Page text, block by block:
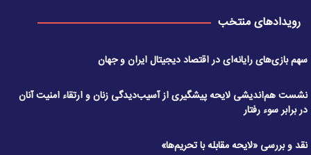
رویدادهای منتخب
سهم بازی‌های رایانه‌ای در اقتصاد دیجیتال ایران و جهان
نشست هم‌اندیشی لایحه پیشگیری از آسیب‌دیدگی زنان و ارتقاء امنیت آنان
در برابر سوء رفتار
نقد و بررسی «لایحه مقابله با تحریم‌ها»